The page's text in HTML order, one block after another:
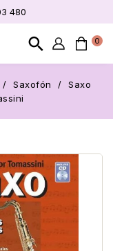
480
0
search
Saxofón
Saxo